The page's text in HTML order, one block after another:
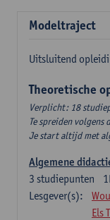
Modeltraject
Uitsluitend
Theoretische
Verplicht: 18
Te spreiden
Je start altijd met
Algemene
3 studiepunten
Lesgever(s):
Els